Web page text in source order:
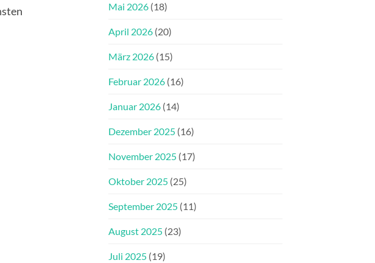
Mai 2026 (18)
April 2026 (20)
März 2026 (15)
Februar 2026 (16)
Januar 2026 (14)
Dezember 2025 (16)
November 2025 (17)
Oktober 2025 (25)
September 2025 (11)
August 2025 (23)
Juli 2025 (19)